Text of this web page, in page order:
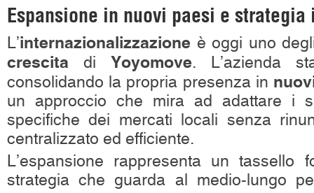
Espansione in nuovi paesi e
L’internazionalizzazione è oggi uno
crescita di Yoyomove. L’azienda
consolidando la propria presenza in
un approccio che mira ad adattare i
specifiche dei mercati locali senza
centralizzato ed efficiente.
L’espansione rappresenta un tassello
strategia che guarda al medio-lungo